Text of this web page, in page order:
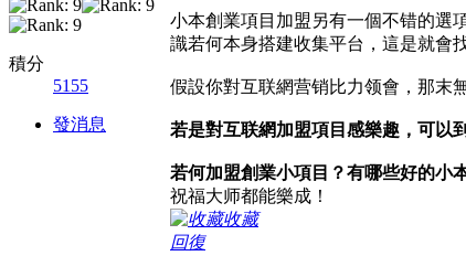
積分
5155
發消息
小本創業項目加盟另有一個不错的選
識若何本身搭建收集平台，這是就會
假設你對互联網营销比力领會，那末
若是對互联網加盟項目感樂趣，可以
若何加盟創業小項目？有哪些好的小
祝福大师都能樂成！
收藏
回復